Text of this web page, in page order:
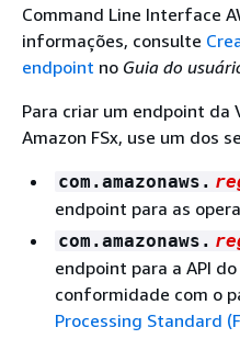
Command Line Interface
informações, consulte
endpoint no Guia do
Para criar um endpoint da
Amazon FSx, use um dos
com.amazonaws.
endpoint para as
com.amazonaws.
endpoint para a API
conformidade com o
Processing Standard